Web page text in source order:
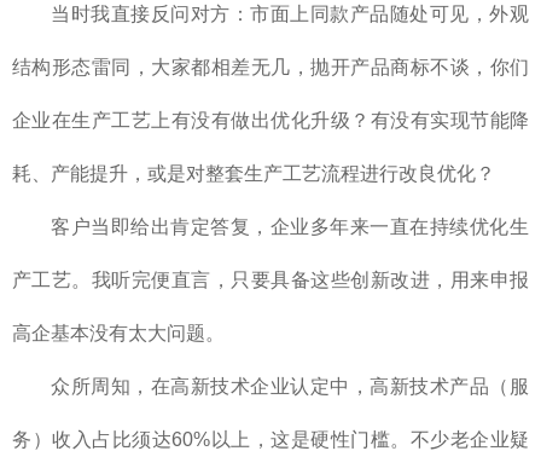
当时我直接反问对方：市面上同款产品随处可见，外观
结构形态雷同，大家都相差无几，抛开产品商标不谈，你们
企业在生产工艺上有没有做出优化升级？有没有实现节能降
耗、产能提升，或是对整套生产工艺流程进行改良优化？
客户当即给出肯定答复，企业多年来一直在持续优化生
产工艺。我听完便直言，只要具备这些创新改进，用来申报
高企基本没有太大问题。
众所周知，在高新技术企业认定中，高新技术产品（服
务）收入占比须达60%以上，这是硬性门槛。不少老企业疑